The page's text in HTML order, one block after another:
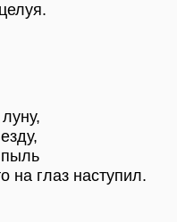
на глаз наступил.